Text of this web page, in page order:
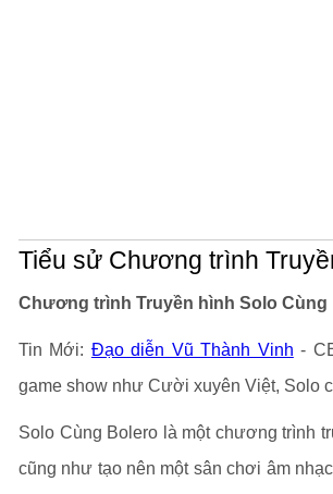
Tiểu sử Chương trình
Chương trình Truyền hình Solo Cùng
Tin Mới: Đạo diễn Vũ Thành Vinh -
game show như Cười xuyên Việt, Solo
Solo Cùng Bolero là một chương trình
cũng như tạo nên một sân chơi âm